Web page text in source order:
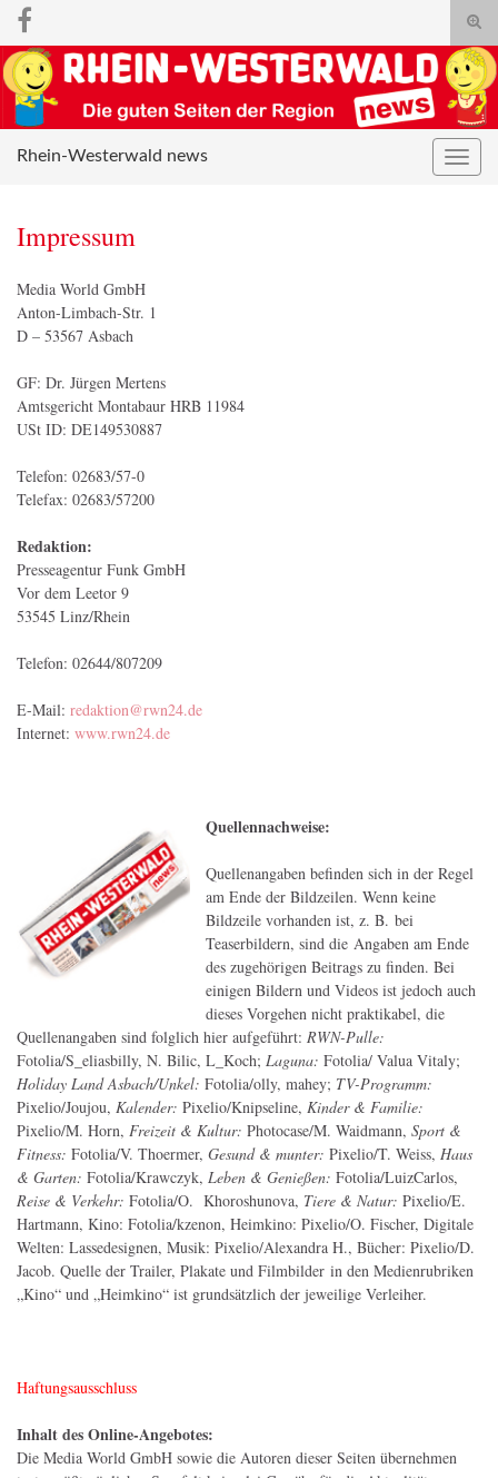
Search for:
Rhein-Westerwald news
Impressum
Media World GmbH
Anton-Limbach-Str. 1
D – 53567 Asbach
GF: Dr. Jürgen Mertens
Amtsgericht Montabaur HRB 11984
USt ID: DE149530887
Telefon: 02683/57-0
Telefax: 02683/57200
Redaktion:
Presseagentur Funk GmbH
Vor dem Leetor 9
53545 Linz/Rhein
Telefon: 02644/807209
E-Mail: redaktion@rwn24.de
Internet: www.rwn24.de
Quellennachweise:
Quellenangaben befinden sich in der Regel
am Ende der Bildzeilen. Wenn keine
Bildzeile vorhanden ist, z. B. bei
Teaserbildern, sind die Angaben am Ende
des zugehörigen Beitrags zu finden. Bei
einigen Bildern und Videos ist jedoch auch
dieses Vorgehen nicht praktikabel, die
Quellenangaben sind folglich hier aufgeführt: RWN-Pulle:
Fotolia/S_eliasbilly, N. Bilic, L_Koch; Laguna: Fotolia/ Valua Vitaly;
Holiday Land Asbach/Unkel: Fotolia/olly, mahey; TV-Programm:
Pixelio/Joujou, Kalender: Pixelio/Knipseline, Kinder & Familie:
Pixelio/M. Horn, Freizeit & Kultur: Photocase/M. Waidmann, Sport &
Fitness: Fotolia/V. Thoermer, Gesund & munter: Pixelio/T. Weiss, Haus
& Garten: Fotolia/Krawczyk, Leben & Genießen: Fotolia/LuizCarlos,
Reise & Verkehr: Fotolia/O. Khoroshunova, Tiere & Natur: Pixelio/E.
Hartmann, Kino: Fotolia/kzenon, Heimkino: Pixelio/O. Fischer, Digitale
Welten: Lassedesignen, Musik: Pixelio/Alexandra H., Bücher: Pixelio/D.
Jacob. Quelle der Trailer, Plakate und Filmbilder in den Medienrubriken
„Kino“ und „Heimkino“ ist grundsätzlich der jeweilige Verleiher.
Haftungsausschluss
Inhalt des Online-Angebotes:
Die Media World GmbH sowie die Autoren dieser Seiten übernehmen